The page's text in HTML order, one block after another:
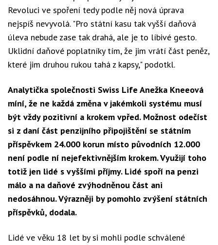
Revoluci ve spoření tedy podle něj nová úprava
nejspíš nevyvolá. "Pro státní kasu tak vyšší daňová
úleva nebude zase tak drahá, ale je to líbivé gesto.
Uklidní daňové poplatníky tím, že jim vrátí část peněz,
které jim druhou rukou tahá z kapsy," podotkl.
Analytička společnosti Swiss Life Anežka Kneeová
míní, že ne každá změna v jakémkoli systému musí
být vždy pozitivní a krokem vpřed. Možnost odečíst
si z daní část penzijního připojištění se státním
příspěvkem 24.000 korun místo původních 12.000
není podle ní nejefektivnějším krokem. Využijí toho
totiž jen lidé s vyššími příjmy. Lidé spoří na penzi
málo a na daňové zvýhodněnou část ani
nedosáhnou. Výrazněji by pomohlo zvýšení státních
příspěvků, dodala.
Lidé ve věku 18 let by si mohli podle schválené